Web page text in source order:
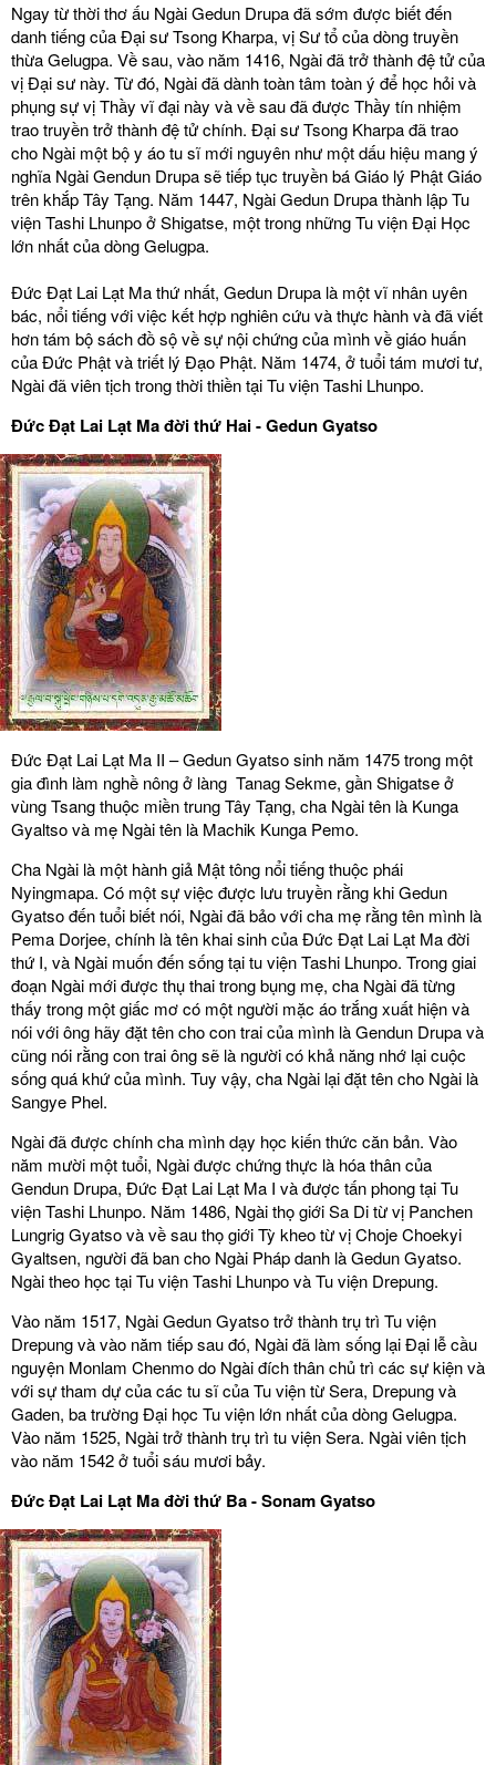
Ngay từ thời thơ ấu Ngài Gedun Drupa đã sớm được biết đến
danh tiếng của Đại sư Tsong Kharpa, vị Sư tổ của dòng truyền
thừa Gelugpa. Về sau, vào năm 1416, Ngài đã trở thành đệ tử của
vị Đại sư này. Từ đó, Ngài đã dành toàn tâm toàn ý để học hỏi và
phụng sự vị Thầy vĩ đại này và về sau đã được Thầy tín nhiệm
trao truyền trở thành đệ tử chính. Đại sư Tsong Kharpa đã trao
cho Ngài một bộ y áo tu sĩ mới nguyên như một dấu hiệu mang ý
nghĩa Ngài Gendun Drupa sẽ tiếp tục truyền bá Giáo lý Phật Giáo
trên khắp Tây Tạng. Năm 1447, Ngài Gedun Drupa thành lập Tu
viện Tashi Lhunpo ở Shigatse, một trong những Tu viện Đại Học
lớn nhất của dòng Gelugpa.
Đức Đạt Lai Lạt Ma thứ nhất, Gedun Drupa là một vĩ nhân uyên
bác, nổi tiếng với việc kết hợp nghiên cứu và thực hành và đã viết
hơn tám bộ sách đồ sộ về sự nội chứng của mình về giáo huấn
của Đức Phật và triết lý Đạo Phật. Năm 1474, ở tuổi tám mươi tư,
Ngài đã viên tịch trong thời thiền tại Tu viện Tashi Lhunpo.
Đức Đạt Lai Lạt Ma đời thứ Hai - Gedun Gyatso
Đức Đạt Lai Lạt Ma II – Gedun Gyatso sinh năm 1475 trong một
gia đình làm nghề nông ở làng Tanag Sekme, gần Shigatse ở
vùng Tsang thuộc miền trung Tây Tạng, cha Ngài tên là Kunga
Gyaltso và mẹ Ngài tên là Machik Kunga Pemo.
Cha Ngài là một hành giả Mật tông nổi tiếng thuộc phái
Nyingmapa. Có một sự việc được lưu truyền rằng khi Gedun
Gyatso đến tuổi biết nói, Ngài đã bảo với cha mẹ rằng tên mình là
Pema Dorjee, chính là tên khai sinh của Đức Đạt Lai Lạt Ma đời
thứ I, và Ngài muốn đến sống tại tu viện Tashi Lhunpo. Trong giai
đoạn Ngài mới được thụ thai trong bụng mẹ, cha Ngài đã từng
thấy trong một giấc mơ có một người mặc áo trắng xuất hiện và
nói với ông hãy đặt tên cho con trai của mình là Gendun Drupa và
cũng nói rằng con trai ông sẽ là người có khả năng nhớ lại cuộc
sống quá khứ của mình. Tuy vậy, cha Ngài lại đặt tên cho Ngài là
Sangye Phel.
Ngài đã được chính cha mình dạy học kiến thức căn bản. Vào
năm mười một tuổi, Ngài được chứng thực là hóa thân của
Gendun Drupa, Đức Đạt Lai Lạt Ma I và được tấn phong tại Tu
viện Tashi Lhunpo. Năm 1486, Ngài thọ giới Sa Di từ vị Panchen
Lungrig Gyatso và về sau thọ giới Tỳ kheo từ vị Choje Choekyi
Gyaltsen, người đã ban cho Ngài Pháp danh là Gedun Gyatso.
Ngài theo học tại Tu viện Tashi Lhunpo và Tu viện Drepung.
Vào năm 1517, Ngài Gedun Gyatso trở thành trụ trì Tu viện
Drepung và vào năm tiếp sau đó, Ngài đã làm sống lại Đại lễ cầu
nguyện Monlam Chenmo do Ngài đích thân chủ trì các sự kiện và
với sự tham dự của các tu sĩ của Tu viện từ Sera, Drepung và
Gaden, ba trường Đại học Tu viện lớn nhất của dòng Gelugpa.
Vào năm 1525, Ngài trở thành trụ trì tu viện Sera. Ngài viên tịch
vào năm 1542 ở tuổi sáu mươi bảy.
Đức Đạt Lai Lạt Ma đời thứ Ba - Sonam Gyatso